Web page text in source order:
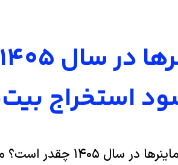
استخراج
درآمد ماینرها در